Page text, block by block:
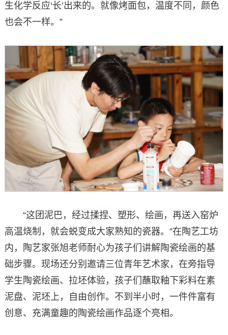
生化学反应‘长’出来的。就像烤面包，温度不同，颜色
也会不一样。”
“这团泥巴，经过揉捏、塑形、绘画，再送入窑炉
高温烧制，就会蜕变成大家熟知的瓷器。”在陶艺工坊
内，陶艺家张旭老师耐心为孩子们讲解陶瓷绘画的基
础步骤。现场还分别邀请三位青年艺术家，在旁指导
学生陶瓷绘画、拉坯体验，孩子们蘸取釉下彩料在素
泥盘、泥坯上，自由创作。不到半小时，一件件富有
创意、充满童趣的陶瓷绘画作品逐个亮相。